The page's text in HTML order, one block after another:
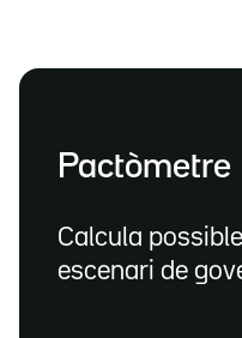
Pactòmetre
Calcula
escenari de